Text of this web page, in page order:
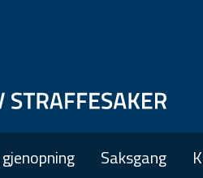
Saksgang